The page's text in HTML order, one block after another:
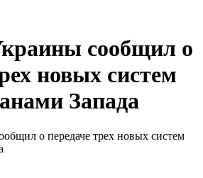
сообщил о
новых систем
Запада